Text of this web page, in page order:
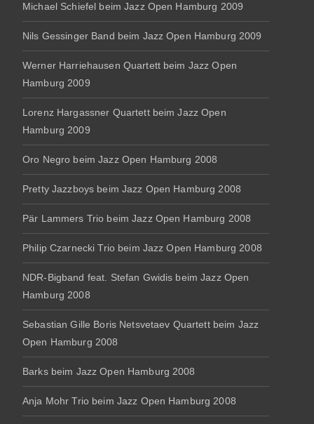
Michael Schiefel beim Jazz Open Hamburg 2009
Nils Gessinger Band beim Jazz Open Hamburg 2009
Werner Harriehausen Quartett beim Jazz Open
Hamburg 2009
Lorenz Hargassner Quartett beim Jazz Open
Hamburg 2009
Oro Negro beim Jazz Open Hamburg 2008
Pretty Jazzboys beim Jazz Open Hamburg 2008
Pär Lammers Trio beim Jazz Open Hamburg 2008
Philip Czarnecki Trio beim Jazz Open Hamburg 2008
NDR-Bigband feat. Stefan Gwidis beim Jazz Open
Hamburg 2008
Sebastian Gille Boris Netsvetaev Quartett beim Jazz
Open Hamburg 2008
Barks beim Jazz Open Hamburg 2008
Anja Mohr Trio beim Jazz Open Hamburg 2008